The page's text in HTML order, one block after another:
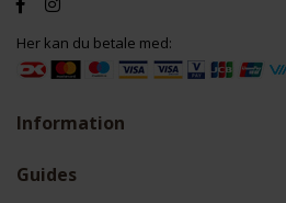
Her kan du betale med:
Information
Guides